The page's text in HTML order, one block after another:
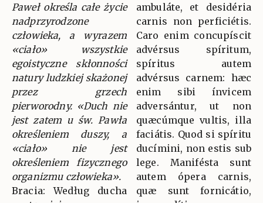
Paweł określa całe życie
nadprzyrodzone
człowieka, a wyrazem
«ciało» wszystkie
egoistyczne skłonności
natury ludzkiej skażonej
przez grzech
pierworodny. «Duch nie
jest zatem u św. Pawła
określeniem duszy, a
«ciało» nie jest
określeniem fizycznego
organizmu człowieka».
Bracia: Według ducha
ambuláte, et desidéria
carnis non perficiétis.
Caro enim concupíscit
advérsus spíritum,
spíritus autem
advérsus carnem: hæc
enim sibi ínvicem
adversántur, ut non
quæcúmque vultis, illa
faciátis. Quod si spíritu
ducímini, non estis sub
lege. Manifésta sunt
autem ópera carnis,
quæ sunt fornicátio,